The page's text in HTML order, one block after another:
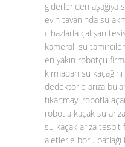
giderleriden aşağıya
evin tavanında su
cihazlarla çalışan
kameralı su
en yakın robotçu
kırmadan su
dedektörle arıza
tıkanmayı robotla
robotla kaçak su
su kaçak arıza tespit
aletlerle boru patlağı